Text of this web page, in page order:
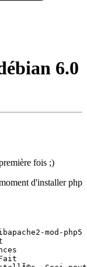
6.0
fois ;)
d'installer php
mod-php5